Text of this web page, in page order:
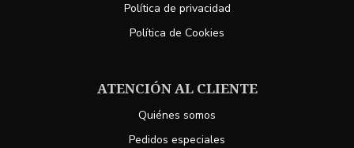
Política de privacidad
Política de Cookies
ATENCIÓN AL CLIENTE
Quiénes somos
Pedidos especiales